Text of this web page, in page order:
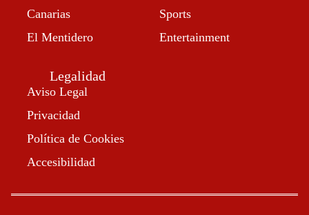
Canarias
El Mentidero
Sports
Entertainment
Legalidad
Aviso Legal
Privacidad
Política de Cookies
Accesibilidad